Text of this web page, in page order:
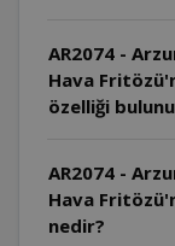
AR2074 -
Hava
özelliği
AR2074 -
Hava
nedir?